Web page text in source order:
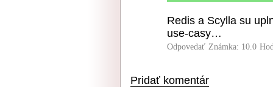
Redis a Scylla su
use-casy…
Odpovedať Známka: 10.0
Pridať komentár